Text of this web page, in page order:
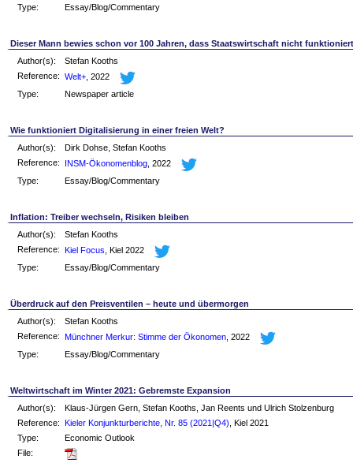
Type:
Essay/Blog/Commentary
Dieser Mann bewies schon vor 100 Jahren, dass Staatswirtschaft nicht funktioniert
Author(s):
Stefan Kooths
Reference:
Welt+ , 2022
Type:
Newspaper article
Wie funktioniert Digitalisierung in einer freien Welt?
Author(s):
Dirk Dohse, Stefan Kooths
Reference:
INSM-Ökonomenblog , 2022
Type:
Essay/Blog/Commentary
Inflation: Treiber wechseln, Risiken bleiben
Author(s):
Stefan Kooths
Reference:
Kiel Focus , Kiel 2022
Type:
Essay/Blog/Commentary
Überdruck auf den Preisventilen – heute und übermorgen
Author(s):
Stefan Kooths
Reference:
Münchner Merkur: Stimme der Ökonomen , 2022
Type:
Essay/Blog/Commentary
Weltwirtschaft im Winter 2021: Gebremste Expansion
Author(s):
Klaus-Jürgen Gern, Stefan Kooths, Jan Reents und Ulrich Stolzenburg
Reference:
Kieler Konjunkturberichte, Nr. 85 (2021|Q4) , Kiel 2021
Type:
Economic Outlook
File: